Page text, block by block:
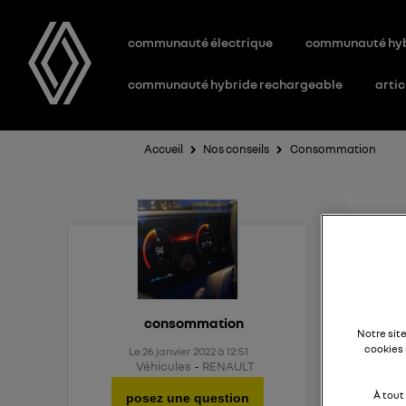
communauté électrique communauté
communauté hybride rechargeable
Accueil Nos conseils Consommation
consommation
Le 26 janvier 2022à 12:51
Véhicules RENAULT
posez une question
Notre
cookies
À tout